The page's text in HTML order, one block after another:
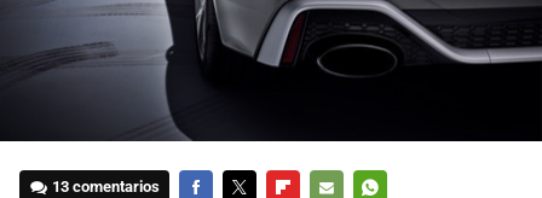
13 comentarios